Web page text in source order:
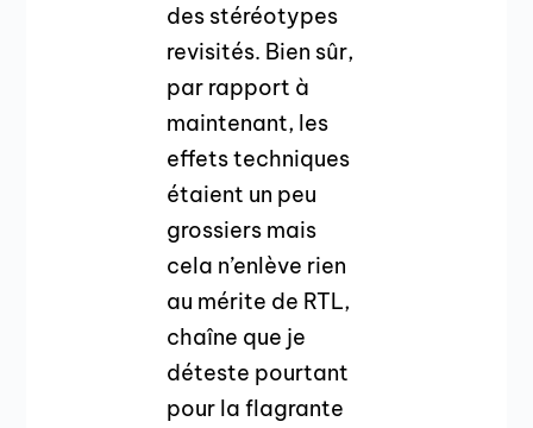
des stéréotypes
revisités. Bien sûr,
par rapport à
maintenant, les
effets techniques
étaient un peu
grossiers mais
cela n’enlève rien
au mérite de RTL,
chaîne que je
déteste pourtant
pour la flagrante